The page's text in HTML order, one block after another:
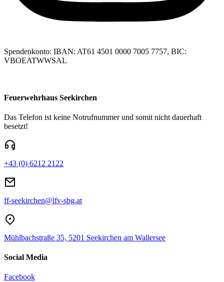
Spendenkonto: IBAN: AT61 4501 0000 7005 7757, BIC:
VBOEATWWSAL
Feuerwehrhaus Seekirchen
Das Telefon ist keine Notrufnummer und somit nicht dauerhaft
besetzt!
+43 (0) 6212 2122
ff-seekirchen@lfv-sbg.at
Mühlbachstraße 35, 5201 Seekirchen am Wallersee
Social Media
Facebook